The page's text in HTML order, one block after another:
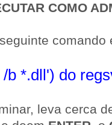
COMO
b *.dll') do
leva cerca